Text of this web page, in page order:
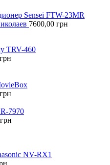
Sensei FTW-23MR
7600,00 грн
TRV-460
грн
грн
7970
грн
NV-RX1